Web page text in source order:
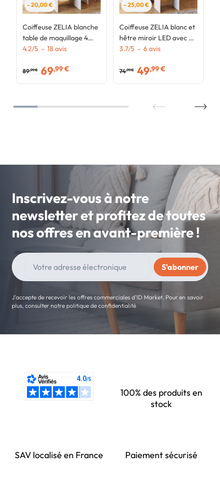
- 20,00 €
Coiffeuse ZELIA blanche
table de maquillage 4
étagères, miroir LED et
4.2/5 - 18 avis
89,99 € 69,99 €
- 25,00 €
Coiffeuse ZELIA blanc et
hêtre miroir LED avec 4
niches, 1 tiroir et
3.7/5 - 6avis
74,99 € 49,99 €
Inscrivez-vous à notre
newsletter et profitez de toutes
nos offres en avant-première !
J'accepte de recevoir les offres commerciales d'ID Market. Pour en savoir
plus, consulter notre politique de confidentialité
100% des produits en
stock
SAV localisé en France Paiement sécurisé